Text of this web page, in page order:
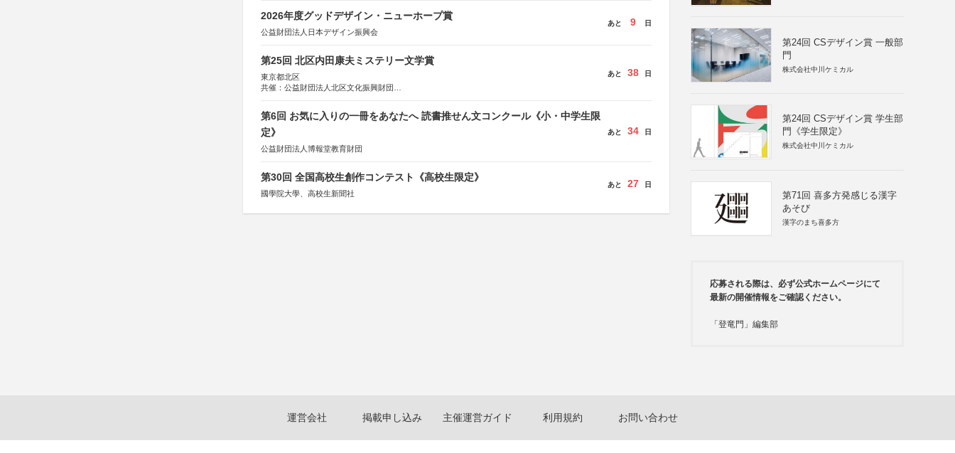
2026年度グッドデザイン・ニューホープ賞
公益財団法人日本デザイン振興会
あと 9 日
第25回 北区内田康夫ミステリー文学賞
東京都北区
共催：公益財団法人北区文化振興財団
あと 38 日
第6回 お気に入りの一冊をあなたへ 読書推せん文コンクール《小・中学生限
定》
公益財団法人博報堂教育財団
あと 34 日
第30回 全国高校生創作コンテスト《高校生限定》
國學院大學、高校生新聞社
あと 27 日
第24回 CSデザイン賞 一般部
門
株式会社中川ケミカル
第24回 CSデザイン賞 学生部
門《学生限定》
株式会社中川ケミカル
第71回 喜多方発感じる漢字
あそび
漢字のまち喜多方
応募される際は、必ず公式ホームページにて
最新の開催情報をご確認ください。
「登竜門」編集部
運営会社 掲載申し込み 主催運営ガイド 利用規約 お問い合わせ